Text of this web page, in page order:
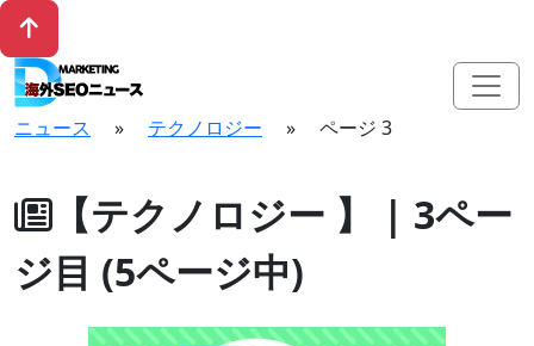
ニュース » テクノロジー » ページ 3
【テクノロジー 】 | 3ペー
ジ目 (5ページ中)